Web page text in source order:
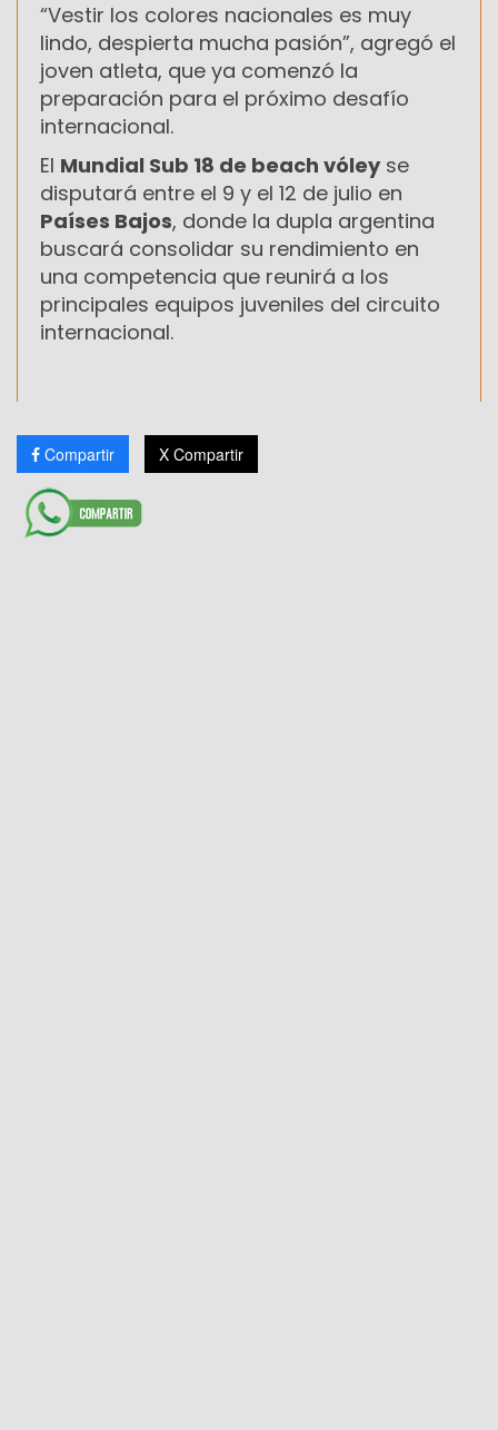
“Vestir los colores nacionales es muy
lindo, despierta mucha pasión”, agregó el
joven atleta, que ya comenzó la
preparación para el próximo desafío
internacional.
El Mundial Sub 18 de beach vóleyse
disputará entre el 9 y el 12 de julio en
Países Bajos, donde la dupla argentina
buscará consolidar su rendimiento en
una competencia que reunirá a los
principales equipos juveniles del circuito
internacional.
Compartir X Compartir